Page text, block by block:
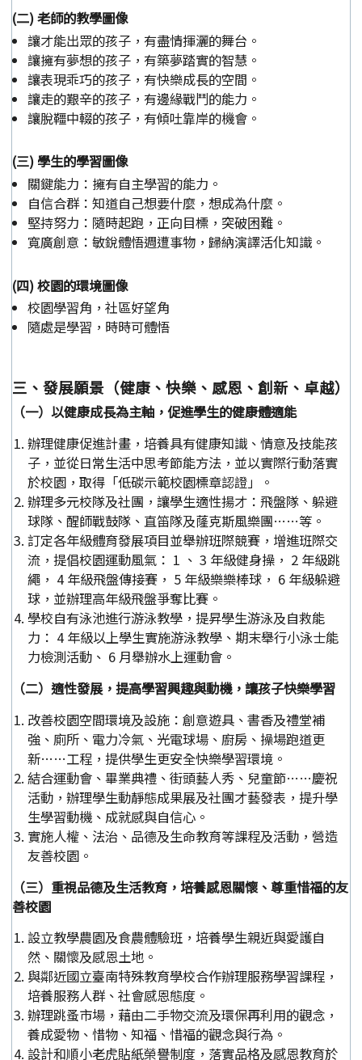
(二) 老師的教學圖像
讓才能出眾的孩子，有盡情揮灑的舞台。
讓擁有夢想的孩子，有築夢踏實的智慧。
讓表現乖巧的孩子，有快樂成長的空間。
讓走的艱辛的孩子，有邊緣戰鬥的能力。
讓脫韁中輟的孩子，有傾吐靠岸的機會。
(三) 學生的學習圖像
關鍵能力：擁有自主學習的能力。
自信合群：知道自己想要什麼，想成為什麼。
堅持努力：隨時起跑，正向目標，突破困難。
寬廣創意：敏銳體悟週遭事物，歸納演譯活化知識。
(四) 校園的環境圖像
校園學習角，社區好望角
隨處是學習，時時可體悟
三、發展願景（健康、快樂、感恩、創新、卓越）
（一）以健康成長為主軸，促進學生的健康體適能
辦理健康促進計畫，培養具有健康知識、情意及技能孩
子，並從日常生活中思考節能方法，並以實際行動落實
於校園，取得「低碳示範校園標章認證」。
辦理多元校隊及社團，讓學生適性揚才：飛盤隊、躲避
球隊、醒師戰鼓隊、直笛隊及蕯克斯風樂團……等。
訂定各年級體育發展項目並舉辦班際競賽，增進班際交
流，提倡校園運動風氣： 1 、 3 年級健身操， 2 年級跳
繩， 4 年級飛盤傳接賽， 5 年級樂樂棒球， 6 年級躲避
球，並辦理高年級飛盤爭奪比賽。
學校自有泳池進行游泳教學，提昇學生游泳及自救能
力： 4 年級以上學生實施游泳教學、期末舉行小泳士能
力檢測活動、 6 月舉辦水上運動會。
（二）適性發展，提高學習興趣與動機，讓孩子快樂學習
改善校園空間環境及設施：創意遊具、書香及禮堂補
強、廁所、電力冷氣、光電球場、廚房、操場跑道更
新……工程，提供學生更安全快樂學習環境。
結合運動會、畢業典禮、街頭藝人秀、兒童節……慶祝
活動，辦理學生動靜態成果展及社團才藝發表，提升學
生學習動機、成就感與自信心。
實施人權、法治、品德及生命教育等課程及活動，營造
友善校園。
（三）重視品德及生活教育，培養感恩關懷、尊重惜福的友
善校園
設立教學農園及食農體驗班，培養學生親近與愛護自
然、關懷及感恩土地。
與鄰近國立臺南特殊教育學校合作辦理服務學習課程，
培養服務人群、社會感恩態度。
辦理跳蚤市場，藉由二手物交流及環保再利用的觀念，
養成愛物、惜物、知福、惜福的觀念與行為。
設計和順小老虎貼紙榮譽制度，落實品格及感恩教育於